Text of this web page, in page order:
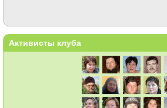
Активисты клуба